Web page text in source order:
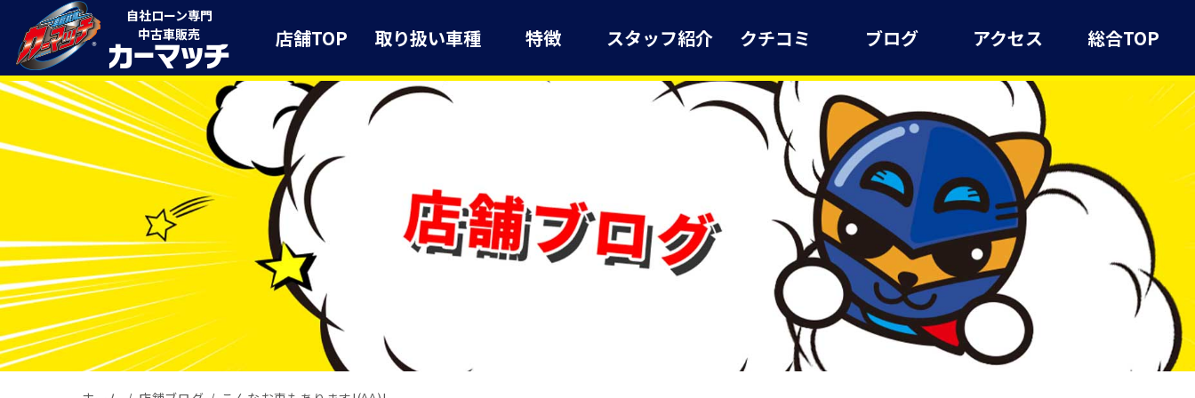
自社ローン専門
中古車販売
店舗TOP 取り扱い車種 特徴 スタッフ紹介 クチコミ ブログ アクセス 総合TOP